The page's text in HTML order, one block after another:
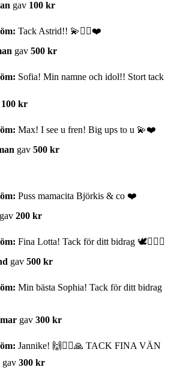
gav 100 kr
Tack Astrid!! 💫✊🏼❤️
gav 500 kr
Sofia! Min namne och idol!! Stort tack
100 kr
Max! I see u fren! Big ups to u 💫❤️
gav 500 kr
Puss mamacita Björkis & co ❤️
gav 200 kr
Fina Lotta! Tack för ditt bidrag 🕊️✊🏼🌟
gav 500 kr
Min bästa Sophia! Tack för ditt bidrag
gav 300 kr
Jannike! 🙌✊🏼🙏 TACK FINA VÄN
gav 300 kr